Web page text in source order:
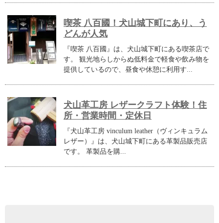
喫茶 八百國！犬山城下町にあり、う
どんが人気
『喫茶 八百國』は、犬山城下町にある喫茶店で
す。 観光地らしからぬ低料金で軽食や飲み物を
提供しているので、昼食や休憩に利用す...
犬山革工房 レザークラフト体験！住
所・営業時間・定休日
『犬山革工房 vinculum leather（ヴィンキュラム
レザー）』は、犬山城下町にある革製品販売店
です。 革製品を購...